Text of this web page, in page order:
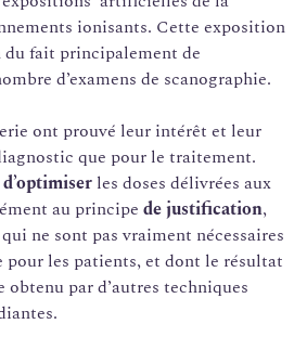
ionisants. Cette exposition
fait principalement de
d’examens de scanographie.
ont prouvé leur intérêt et leur
que pour le traitement.
d’optimiser les doses délivrées aux
au principe de justification,
ne sont pas vraiment nécessaires
pour les patients, et dont le résultat
obtenu par d’autres techniques